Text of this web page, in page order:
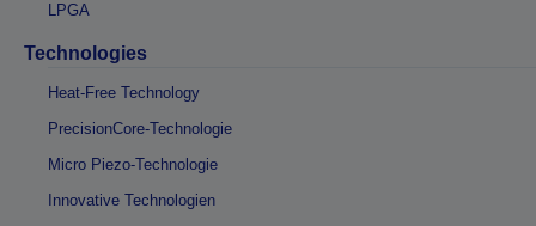
LPGA
Technologies
Heat-Free Technology
PrecisionCore-Technologie
Micro Piezo-Technologie
Innovative Technologien